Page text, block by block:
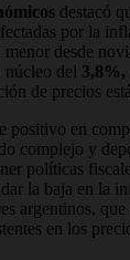
destacó
por la
menor desde
núcleo del 3,8%,
de precios
positivo en
complejo y
políticas
la baja en la
argentinos,
en los